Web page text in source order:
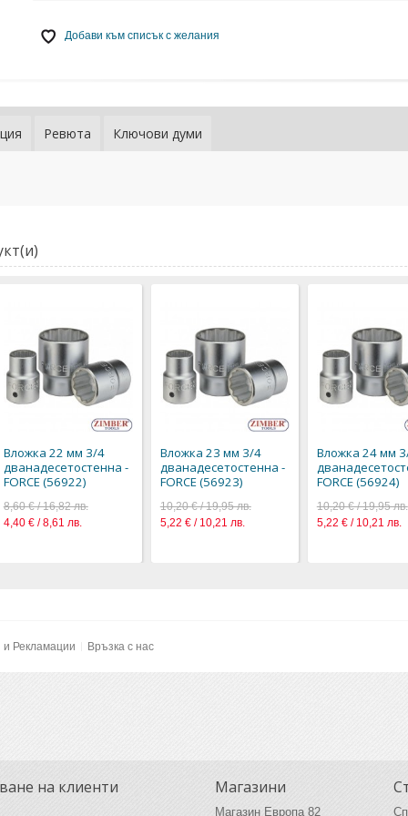
Добави към списък с желания
Ревюта Ключови думи
Добави
9,20 € /
4,70 € / 9,19
Добави към
желания
Вложка 22
FORCE
8,60 € /
4,40 € / 8,61
Добави към
желания
Вложка 22 мм 3/4
дванадесетостенна -
FORCE (56922)
8,60 € / 16,82 лв.
4,40 € / 8,61 лв.
Вложка 23 мм 3/4
дванадесетостенна -
FORCE (56923)
10,20 € / 19,95 лв.
5,22 € / 10,21 лв.
Вложка 24 мм
FORCE (56924)
10,20 € / 19,95 лв.
5,22 € / 10,21 лв.
и Рекламации Връзка с нас
на клиенти Магазини
Магазин Европа 82